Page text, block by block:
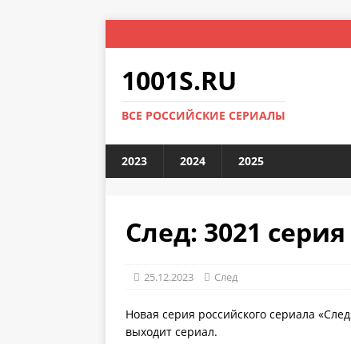
1001S.RU
ВСЕ РОССИЙСКИЕ СЕРИАЛЫ
2023 2024 2025
След: 3021
25.12.2023 След
Новая серия российского сериала
выходит сериал.